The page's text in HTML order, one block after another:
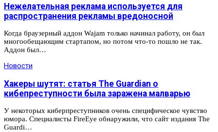
Нежелательная реклама используется для
распространения рекламы вредоносной
Когда браузерный аддон Wajam только начинал работу, он был
многообещающим стартапом, но потом что-то пошло не так.
Аддон был…
Новости
Хакеры шутят: статья The Guardian о
кибепреступности была заражена малварью
У некоторых киберпреступников очень специфическое чувство
юмора. Специалисты FireEye обнаружили, что сайт издания The
Guardi…